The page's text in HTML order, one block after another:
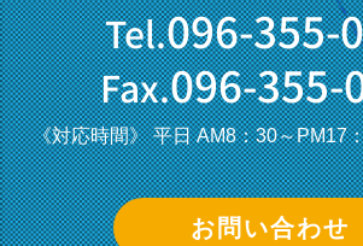
Tel.096-355-
Fax.096-355-
《対応時間》 平日 AM8：30～PM17
お問い合わせ